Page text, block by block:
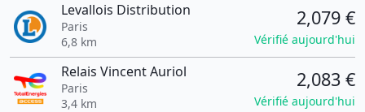
Levallois Distribution
Paris
6,8 km
2,079 €
Vérifié aujourd'hui
Relais Vincent Auriol
Paris
3,4 km
2,083 €
Vérifié aujourd'hui